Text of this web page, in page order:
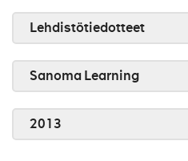
Lehdistötiedotteet
Sanoma Learning
2013